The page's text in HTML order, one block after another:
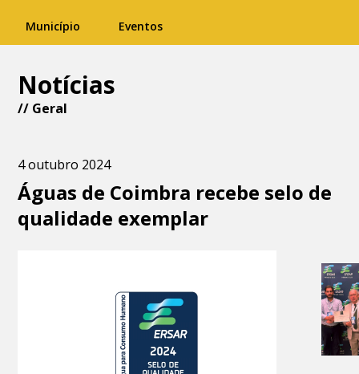
Município Eventos
Notícias
// Geral
4 outubro 2024
Águas de Coimbra recebe selo de
qualidade exemplar